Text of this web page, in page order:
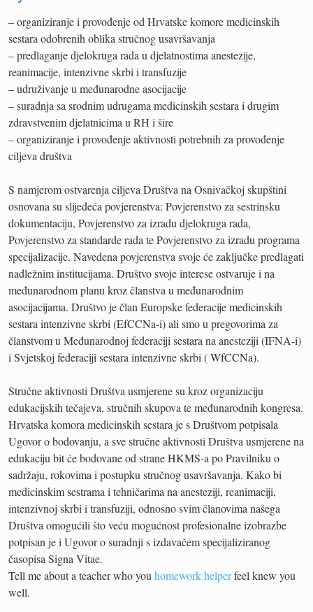
– organiziranje i provođenje od Hrvatske komore medicinskih
sestara odobrenih oblika stručnog usavršavanja
– predlaganje djelokruga rada u djelatnostima anestezije,
reanimacije, intenzivne skrbi i transfuzije
– udruživanje u međunarodne asocijacije
– suradnja sa srodnim udrugama medicinskih sestara i drugim
zdravstvenim djelatnicima u RH i šire
– organiziranje i provođenje aktivnosti potrebnih za provođenje
ciljeva društva
S namjerom ostvarenja ciljeva Društva na Osnivačkoj skupštini
osnovana su slijedeća povjerenstva: Povjerenstvo za sestrinsku
dokumentaciju, Povjerenstvo za izradu djelokruga rada,
Povjerenstvo za standarde rada te Povjerenstvo za izradu programa
specijalizacije. Navedena povjerenstva svoje će zaključke predlagati
nadležnim institucijama. Društvo svoje interese ostvaruje i na
međunarodnom planu kroz članstva u međunarodnim
asocijacijama. Društvo je član Europske federacije medicinskih
sestara intenzivne skrbi (EfCCNa-i) ali smo u pregovorima za
članstvom u Međunarodnoj federaciji sestara na anesteziji (IFNA-i)
i Svjetskoj federaciji sestara intenzivne skrbi ( WfCCNa).
Stručne aktivnosti Društva usmjerene su kroz organizaciju
edukacijskih tečajeva, stručnih skupova te međunarodnih kongresa.
Hrvatska komora medicinskih sestara je s Društvom potpisala
Ugovor o bodovanju, a sve stručne aktivnosti Društva usmjerene na
edukaciju bit će bodovane od strane HKMS-a po Pravilniku o
sadržaju, rokovima i postupku stručnog usavršavanja. Kako bi
medicinskim sestrama i tehničarima na anesteziji, reanimaciji,
intenzivnoj skrbi i transfuziji, odnosno svim članovima našega
Društva omogućili što veću mogućnost profesionalne izobrazbe
potpisan je i Ugovor o suradnji s izdavačem specijaliziranog
časopisa Signa Vitae.
Tell me about a teacher who you homework helperfeel knew you
well.